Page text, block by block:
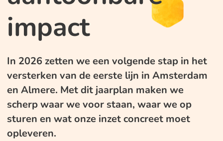
impact
In 2026 zetten we een volgende stap in het
versterken van de eerste lijn in Amsterdam
en Almere. Met dit jaarplan maken we
scherp waar we voor staan, waar we op
sturen en wat onze inzet concreet moet
opleveren.